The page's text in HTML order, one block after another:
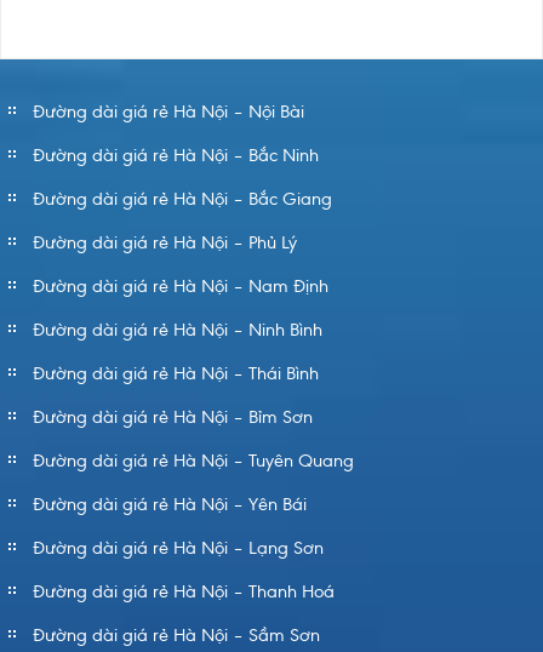
Đường dài giá rẻ Hà Nội – Nội Bài
Đường dài giá rẻ Hà Nội – Bắc Ninh
Đường dài giá rẻ Hà Nội – Bắc Giang
Đường dài giá rẻ Hà Nội – Phủ Lý
Đường dài giá rẻ Hà Nội – Nam Định
Đường dài giá rẻ Hà Nội – Ninh Bình
Đường dài giá rẻ Hà Nội – Thái Bình
Đường dài giá rẻ Hà Nội – Bỉm Sơn
Đường dài giá rẻ Hà Nội – Tuyên Quang
Đường dài giá rẻ Hà Nội – Yên Bái
Đường dài giá rẻ Hà Nội – Lạng Sơn
Đường dài giá rẻ Hà Nội – Thanh Hoá
Đường dài giá rẻ Hà Nội – Sầm Sơn